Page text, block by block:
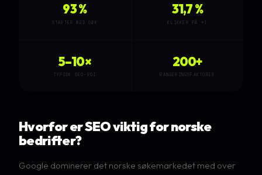
93 %
STARTER MED SØK
31,7 %
KLIKKER PÅ #1
5–10×
TYPISK SEO-ROI
200+
RANGERINGSFAKTORER
Hvorfor er SEO viktig for norske
bedrifter?
Google dominerer det norske søkemarkedet med over